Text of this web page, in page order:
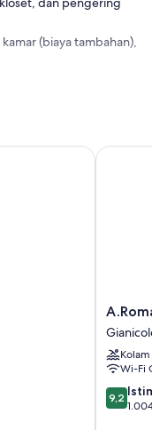
(biaya tambahan),
A.Roma
Lifestyle
Hotel
Suburb
Wi-Fi
9.2
dari
9,2
A.Roma